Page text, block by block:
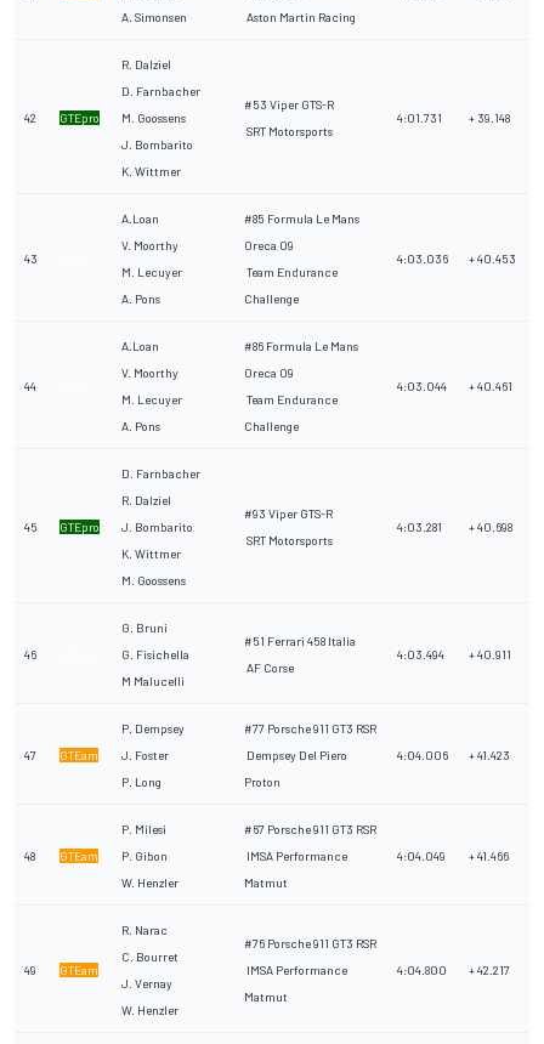
A. Simonsen
Aston Martin Racing
42 GTEpro
R. Dalziel
D. Farnbacher
M. Goossens
J. Bombarito
K. Wittmer
#53 Viper GTS-R
SRT Motorsports
4:01.731 + 39.148
43
A.Loan
V. Moorthy
M. Lecuyer
A. Pons
#85 Formula Le Mans
Oreca 09
Team Endurance
Challenge
4:03.036 + 40.453
44
A.Loan
V. Moorthy
M. Lecuyer
A. Pons
#86 Formula Le Mans
Oreca 09
Team Endurance
Challenge
4:03.044 + 40.461
45 GTEpro
D. Farnbacher
R. Dalziel
J. Bombarito
K. Wittmer
M. Goossens
#93 Viper GTS-R
SRT Motorsports
4:03.281 + 40.698
46
G. Bruni
G. Fisichella
M Malucelli
#51 Ferrari 458 Italia
AF Corse
4:03.494 + 40.911
47 GTEam
P. Dempsey
J. Foster
P. Long
#77 Porsche 911 GT3 RSR
Dempsey Del Piero
Proton
4:04.006 + 41.423
48 GTEam
P. Milesi
P. Gibon
W. Henzler
#67 Porsche 911 GT3 RSR
IMSA Performance
Matmut
4:04.049 + 41.466
49 GTEam
R. Narac
C. Bourret
J. Vernay
W. Henzler
#76 Porsche 911 GT3 RSR
IMSA Performance
Matmut
4:04.800 + 42.217